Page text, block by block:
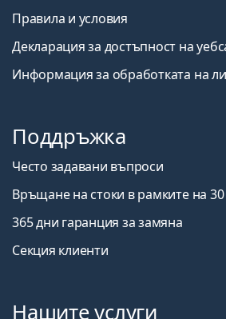
Правила и условия
Декларация за достъпност на
Информация за обработката на
Поддръжка
Често задавани въпроси
Връщане на стоки в рамките на
365 дни гаранция за замяна
Секция клиенти
Нашите услуги